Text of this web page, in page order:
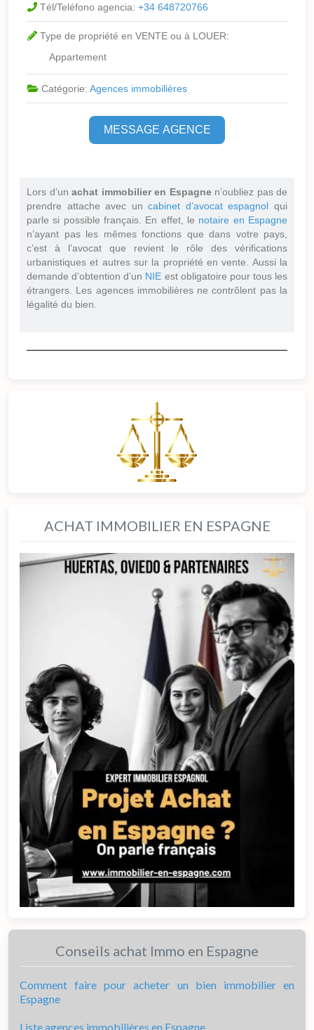
Tél/Teléfono agencia: +34 648720766
Type de propriété en VENTE ou à LOUER:
Appartement
Catégorie: Agences immobilières
MESSAGE AGENCE
Lors d’un achat immobilier en Espagnen’oubliez pas de
prendre attache avec uncabinet d’avocat espagnol qui
parle si possible français. En effet, le notaire en Espagne
n’ayant pas les mêmes fonctions que dans votre pays,
c’est à l’avocat que revient le rôle des vérifications
urbanistiques et autres sur la propriété en vente. Aussi la
demande d’obtention d’un NIE est obligatoire pour tous les
étrangers. Les agences immobilières ne contrôlent pas la
légalité du bien.
ACHAT IMMOBILIER EN ESPAGNE
Conseils achat Immo en Espagne
Comment faire pour acheter un bien immobilier en
Espagne
Liste agences immobilières en Espagne